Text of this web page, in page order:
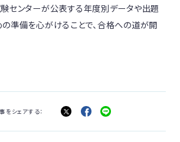
センターが公表する年度別データや出題
準備を心がけることで、合格への道が開
をシェアする：